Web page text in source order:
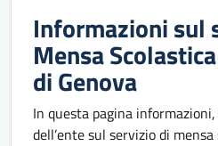
Informazioni sul
Mensa
di Genova
In questa pagina
dell’ente sul servizio di